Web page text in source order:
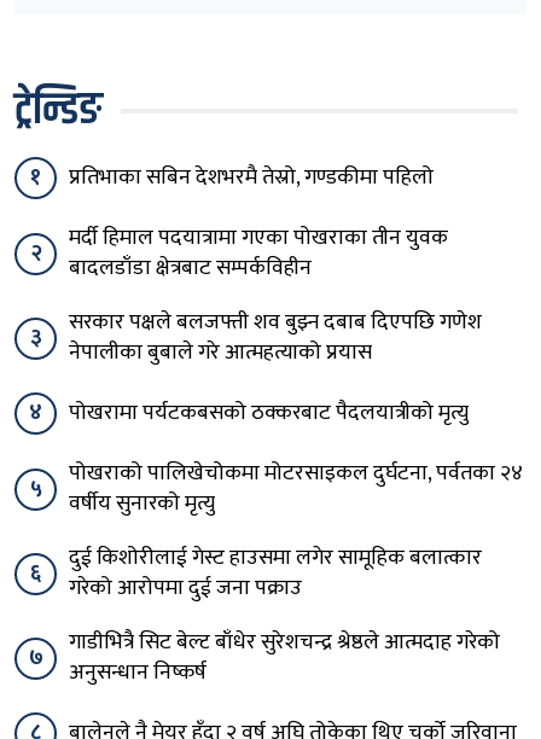
ट्रेन्डिङ
१ प्रतिभाका सबिन देशभरमै तेस्रो, गण्डकीमा पहिलो
२
मर्दी हिमाल पदयात्रामा गएका पोखराका तीन युवक
बादलडाँडा क्षेत्रबाट सम्पर्कविहीन
३
सरकार पक्षले बलजफ्ती शव बुझ्न दबाब दिएपछि गणेश
नेपालीका बुबाले गरे आत्महत्याको प्रयास
४
पोखरामा पर्यटकबसको ठक्करबाट पैदलयात्रीको मृत्यु
५
पोखराको पालिखेचोकमा मोटरसाइकल दुर्घटना, पर्वतका २४
वर्षीय सुनारको मृत्यु
६
दुई किशोरीलाई गेस्ट हाउसमा लगेर सामूहिक बलात्कार
गरेको आरोपमा दुई जना पक्राउ
७
गाडीभित्रै सिट बेल्ट बाँधेर सुरेशचन्द्र श्रेष्ठले आत्मदाह गरेको
अनुसन्धान निष्कर्ष